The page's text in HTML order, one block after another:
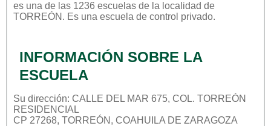
es una de las 1236 escuelas de la localidad de
TORREÓN . Es una escuela de control privado.
INFORMACIÓN SOBRE LA
ESCUELA
Su dirección: CALLE DEL MAR 675, COL. TORREÓN
RESIDENCIAL
CP 27268, TORREÓN, COAHUILA DE ZARAGOZA